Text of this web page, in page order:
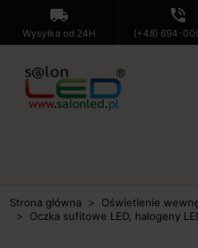
local_shipping
Wysyłka od 24H
phone_in_talk
(+48) 694-
Strona główna
Oświetlenie
Oczka sufitowe LED, halogeny